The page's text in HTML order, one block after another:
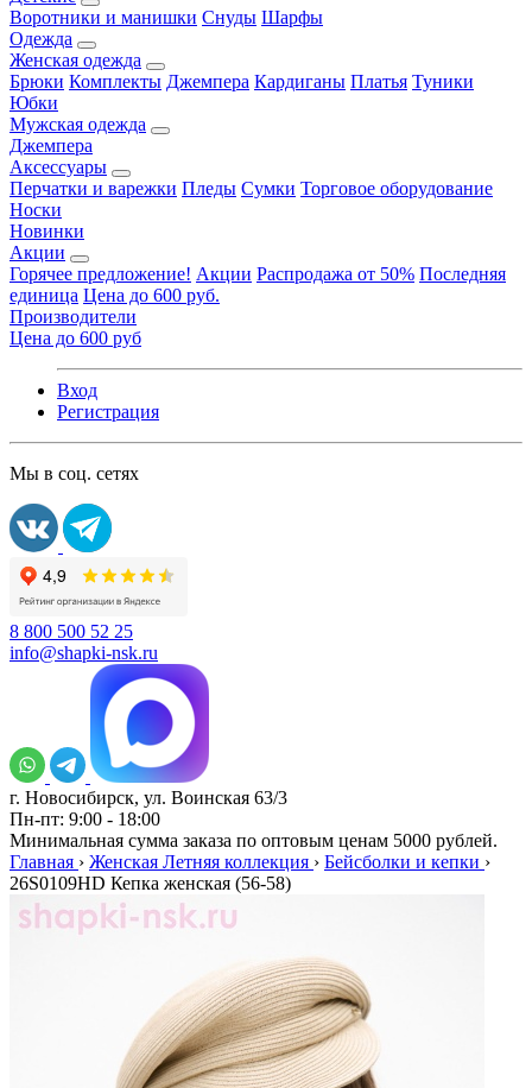
Воротники и манишки Снуды Шарфы
Одежда
Женская одежда
Брюки Комплекты Джемпера Кардиганы Платья Туники
Юбки
Мужская одежда
Джемпера
Аксессуары
Перчатки и варежки Пледы Сумки Торговое оборудование
Носки
Новинки
Акции
Горячее предложение! Акции Распродажа от 50% Последняя
единица Цена до 600 руб.
Производители
Цена до 600 руб
Вход
Регистрация
Мы в соц. сетях
8 800 500 52 25
info@shapki-nsk.ru
г. Новосибирск, ул. Воинская 63/3
Пн-пт: 9:00 - 18:00
Минимальная сумма заказа по оптовым ценам 5000 рублей.
Главная › Женская Летняя коллекция › Бейсболки и кепки ›
26S0109HD Кепка женская (56-58)